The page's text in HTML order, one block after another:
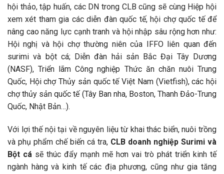
hội thảo, tập huấn, các DN trong CLB cũng sẽ cùng Hiệp hội
xem xét tham gia các diễn đàn quốc tế, hội chợ quốc tế để
nâng cao năng lực cạnh tranh và hội nhập sâu rộng hơn như:
Hội nghị và hội chợ thường niên của IFFO liên quan đến
surimi và bột cá; Diễn đàn hải sản Bắc Đại Tây Dương
(NASF), Triển lãm Công nghiệp Thức ăn chăn nuôi Trung
Quốc, Hội chợ Thủy sản quốc tế Việt Nam (Vietfish), các hội
chợ thủy sản quốc tế (Tây Ban nha, Boston, Thanh Đảo-Trung
Quốc, Nhật Bản…).
Với lợi thế nội tại về nguyên liệu từ khai thác biển, nuôi trồng
và phụ phẩm chế biến cá tra, CLB doanh nghiệp Surimi và
Bột cá sẽ thúc đẩy mạnh mẽ hơn vai trò phát triển kinh tế
ngành hàng và kinh tế các địa phương, cũng như gia tăng